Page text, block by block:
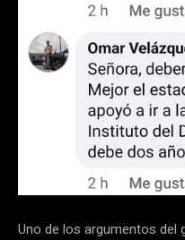
Uno de los argumentos del